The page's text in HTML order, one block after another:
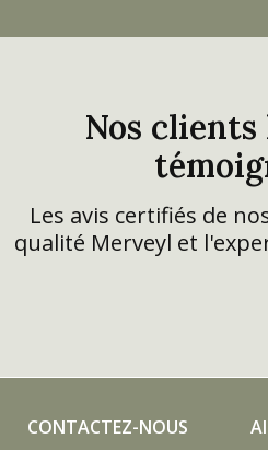
Nos
Les avis certifiés de
qualité Merveyl et
CONTACTEZ-NOUS